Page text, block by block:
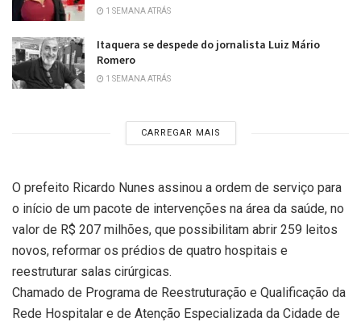
1 SEMANA ATRÁS
Itaquera se despede do jornalista Luiz Mário
Romero
1 SEMANA ATRÁS
CARREGAR MAIS
O prefeito Ricardo Nunes assinou a ordem de serviço para
o início de um pacote de intervenções na área da saúde, no
valor de R$ 207 milhões, que possibilitam abrir 259 leitos
novos, reformar os prédios de quatro hospitais e
reestruturar salas cirúrgicas.
Chamado de Programa de Reestruturação e Qualificação da
Rede Hospitalar e de Atenção Especializada da Cidade de